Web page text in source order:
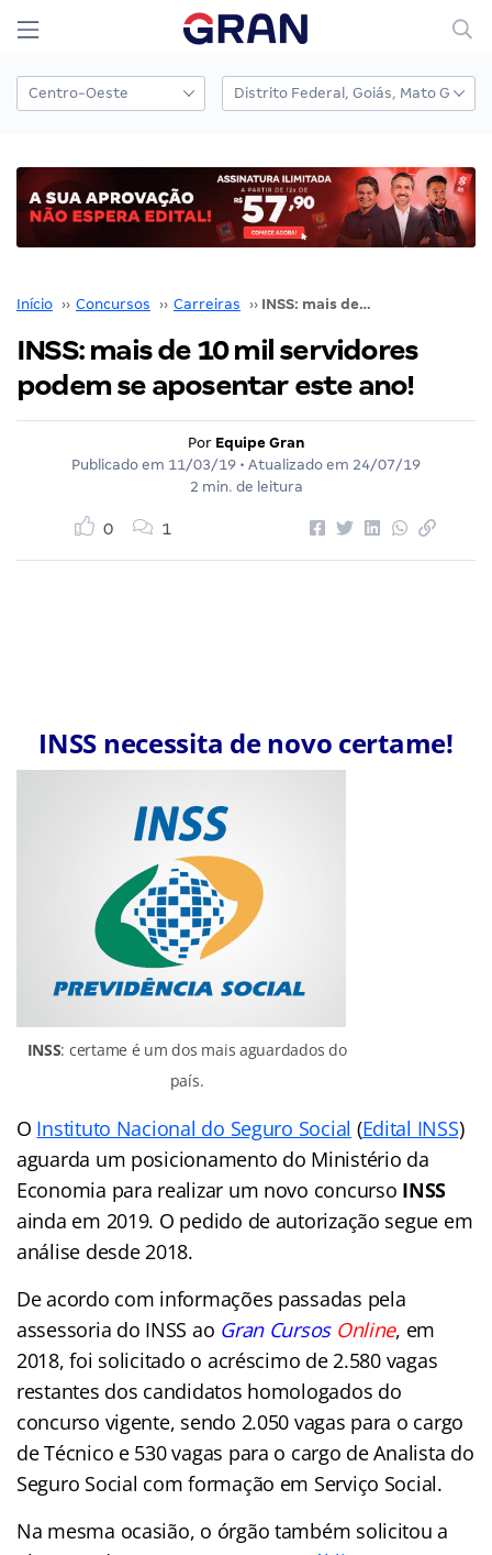
Início ›› Concursos ›› Carreiras ›› INSS: mais de 10 mil servidores podem se aposentar este ano!
INSS: mais de 10 mil servidores
podem se aposentar este ano!
Por Equipe Gran
Publicado em 11/03/19 • Atualizado em 24/07/19
2 min. de leitura
0 1
INSS necessita de novo certame!
INSS: certame é um dos mais aguardados do
país.
O Instituto Nacional do Seguro Social (Edital INSS)
aguarda um posicionamento do Ministério da
Economia para realizar um novo concurso INSS
ainda em 2019. O pedido de autorização segue em
análise desde 2018.
De acordo com informações passadas pela
assessoria do INSS ao Gran Cursos Online, em
2018, foi solicitado o acréscimo de 2.580 vagas
restantes dos candidatos homologados do
concurso vigente, sendo 2.050 vagas para o cargo
de Técnico e 530 vagas para o cargo de Analista do
Seguro Social com formação em Serviço Social.
Na mesma ocasião, o órgão também solicitou a